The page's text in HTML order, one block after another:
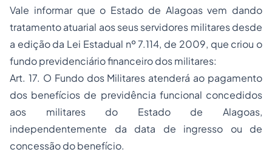
Vale informar que o Estado de Alagoas vem dando
tratamento atuarial aos seus servidores militares desde
a edição da Lei Estadual nº 7.114, de 2009, que criou o
fundo previdenciário financeiro dos militares:
Art. 17. O Fundo dos Militares atenderá ao pagamento
dos benefícios de previdência funcional concedidos
aos militares do Estado de Alagoas,
independentemente da data de ingresso ou de
concessão do benefício.